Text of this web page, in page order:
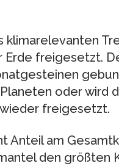
klimarelevanten
freigesetzt.
oder wird
freigesetzt.
Anteil am
den größten